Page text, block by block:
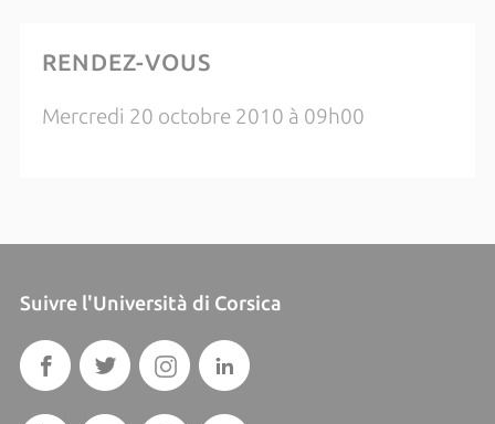
RENDEZ-VOUS
Mercredi 20 octobre 2010 à 09h00
Suivre l'Università di Corsica